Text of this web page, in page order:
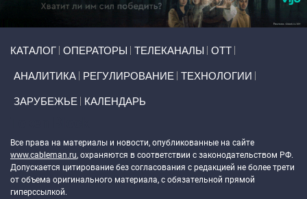
КАТАЛОГ ОПЕРАТОРЫ ТЕЛЕКАНАЛЫ ОТТ
АНАЛИТИКА РЕГУЛИРОВАНИЕ ТЕХНОЛОГИИ
ЗАРУБЕЖЬЕ КАЛЕНДАРЬ
Все права на материалы и новости, опубликованные на сайте
www.cableman.ru, охраняются в соответствии с законодательством РФ.
Допускается цитирование без согласования с редакцией не более трети
от объема оригинального материала, с обязательной прямой
гиперссылкой.